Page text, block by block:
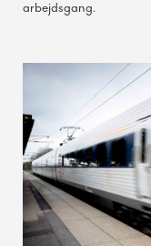
arbejdsgang.